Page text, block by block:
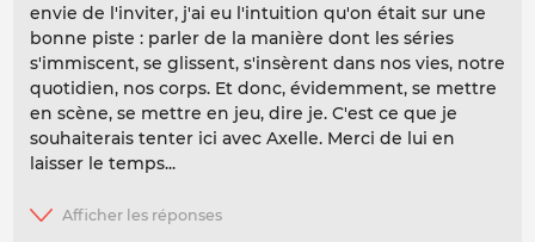
envie de l'inviter, j'ai eu l'intuition qu'on était sur une
bonne piste : parler de la manière dont les séries
s'immiscent, se glissent, s'insèrent dans nos vies, notre
quotidien, nos corps. Et donc, évidemment, se mettre
en scène, se mettre en jeu, dire je. C'est ce que je
souhaiterais tenter ici avec Axelle. Merci de lui en
laisser le temps...